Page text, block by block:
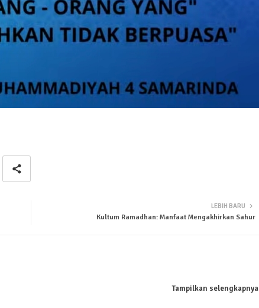
LEBIH BARU
Kultum Ramadhan: Manfaat Mengakhirkan Sahur
Tampilkan selengkapnya